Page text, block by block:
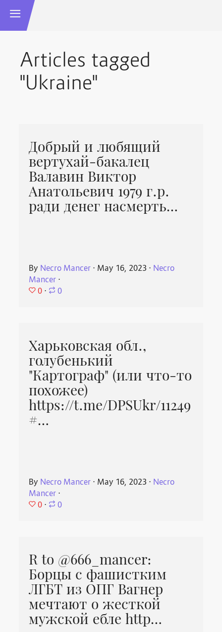
Articles tagged
"Ukraine"
Добрый и любящий
вертухай-бакалец
Валавин Виктор
Анатольевич 1979 г.р.
ради денег насмерть…
By Necro Mancer ⋅ May 16, 2023 ⋅ Necro
Mancer ⋅
0 ⋅ 0
Харьковская обл.,
голубенький
"Картограф" (или что-то
похожее)
https://t.me/DPSUkr/11249
#…
By Necro Mancer ⋅ May 16, 2023 ⋅ Necro
Mancer ⋅
0 ⋅ 0
R to @666_mancer:
Борцы с фашистким
ЛГБТ из ОПГ Вагнер
мечтают о жесткой
мужской ебле http…